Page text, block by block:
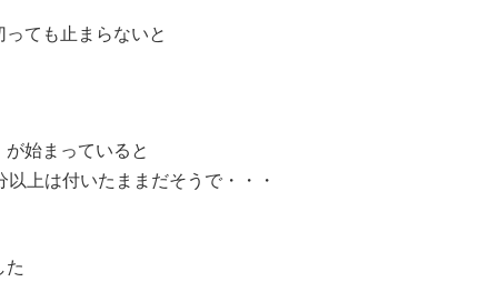
ても止まらないと
始まっていると
上は付いたままだそうで・・・
た